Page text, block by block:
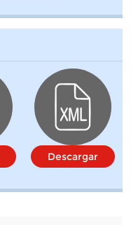
Descargar